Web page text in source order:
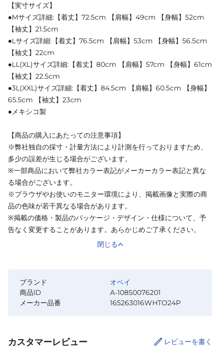
【実寸サイズ】
●Mサイズ詳細:【着丈】72.5cm 【肩幅】49cm 【身幅】52cm
【袖丈】21.5cm
●Lサイズ詳細:【着丈】76.5cm 【肩幅】53cm 【身幅】56.5cm
【袖丈】22cm
●LL(XL)サイズ詳細:【着丈】80cm 【肩幅】57cm 【身幅】61cm
【袖丈】22.5cm
●3L(XXL)サイズ詳細:【着丈】84.5cm 【肩幅】60.5cm 【身幅】
65.5cm 【袖丈】23cm
●メキシコ製
【商品の購入にあたっての注意事項】
※弊社独自の採寸・計量方法により計測を行っておりますため、
多少の誤差が生じる場合がございます。
※一部商品において弊社カラー表記がメーカーカラー表記と異な
る場合がございます。
※ブラウザやお使いのモニター環境により、掲載画像と実際の商
品の色味が若干異なる場合があります。
※掲載の価格・製品のパッケージ・デザイン・仕様について、予
告なく変更することがあります。あらかじめご了承ください。
閉じる
ブランド
オベイ
商品ID
A-10850076201
メーカー品番
165263016WHTO24P
カスタマーレビュー レビューを書く